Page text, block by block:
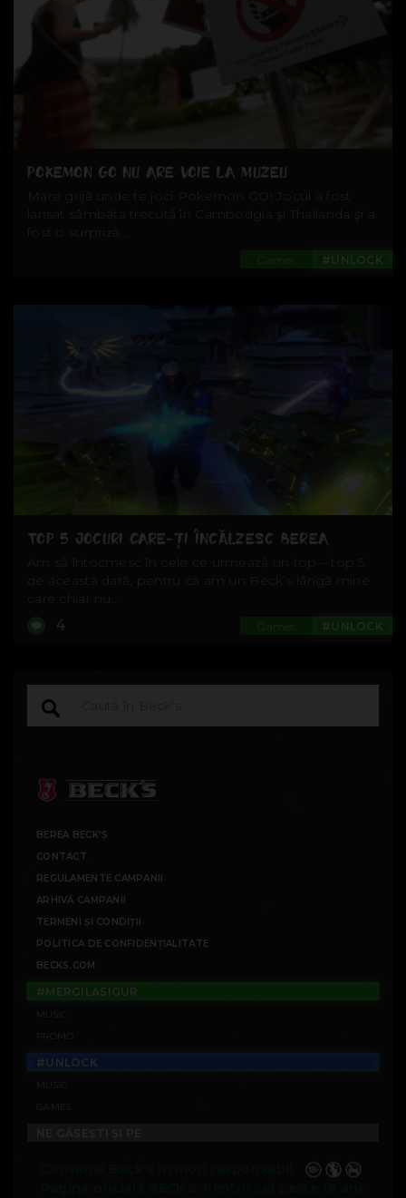
POKEMON GO NU ARE VOIE LA MUZEU
Mare grijă unde te joci Pokemon GO! Jocul a fost
lansat sâmbăta trecută în Cambodgia şi Thailanda şi a
fost o surpriză...
#UNLOCK
Games
TOP 5 JOCURI CARE-ȚI ÎNCĂLZESC BEREA
Am să întocmesc în cele ce urmează un top – top 5
de această dată, pentru că am un Beck’s lângă mine
#UNLOCK
Games
4
BEREA BECK'S
CONTACT
REGULAMENTE CAMPANII
ARHIVĂ CAMPANII
TERMENI ȘI CONDIȚII
POLITICA DE CONFIDENȚIALITATE
BECKS.COM
#MERGILASIGUR
#UNLOCK
GAMES